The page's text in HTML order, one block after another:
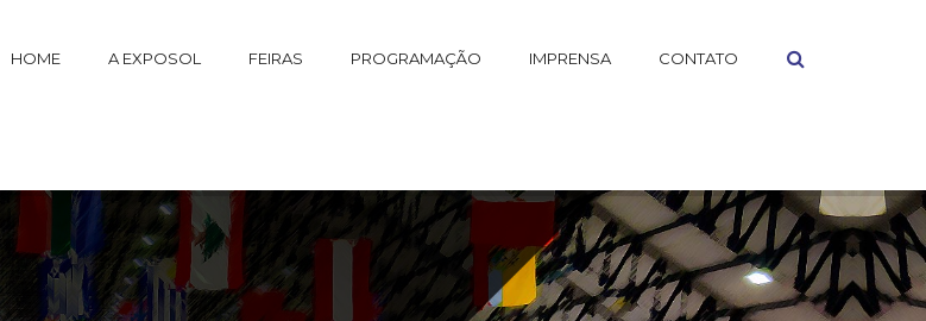
HOME A EXPOSOL FEIRAS PROGRAMAÇÃO IMPRENSA CONTATO